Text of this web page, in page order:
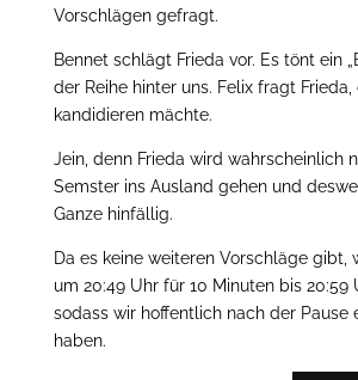
Vorschlägen gefragt.
Bennet schlägt Frieda vor. Es tönt ein
der Reihe hinter uns. Felix fragt Frieda,
kandidieren mächte.
Jein, denn Frieda wird wahrscheinlich
Semster ins Ausland gehen und
Ganze hinfällig.
Da es keine weiteren Vorschläge gibt,
um 20:49 Uhr für 10 Minuten bis 20:59
sodass wir hoffentlich nach der Pause
haben.